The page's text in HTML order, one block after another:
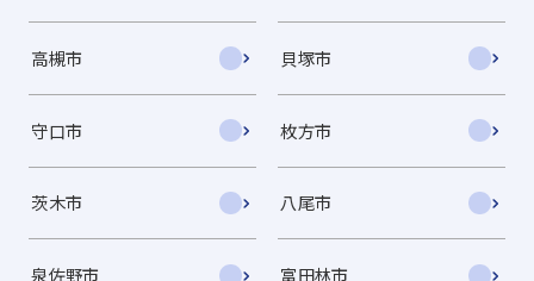
高槻市 貝塚市
守口市 枚方市
茨木市 八尾市
泉佐野市 富田林市